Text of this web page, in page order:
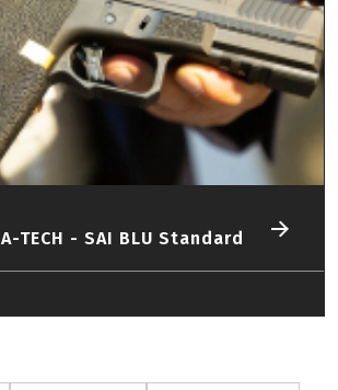
TECH - SAI BLU Standard